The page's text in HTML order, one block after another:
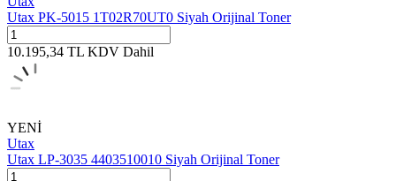
Utax PK-5015 1T02R70UT0 Siyah Orijinal Toner
10.195,34 TL KDV Dahil
YENİ
Utax
Utax LP-3035 4403510010 Siyah Orijinal Toner